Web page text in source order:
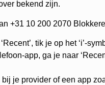
bekend zijn.
+31 10 200 2070
tik je op het ‘i’-
app, ga je naar
je provider of een app